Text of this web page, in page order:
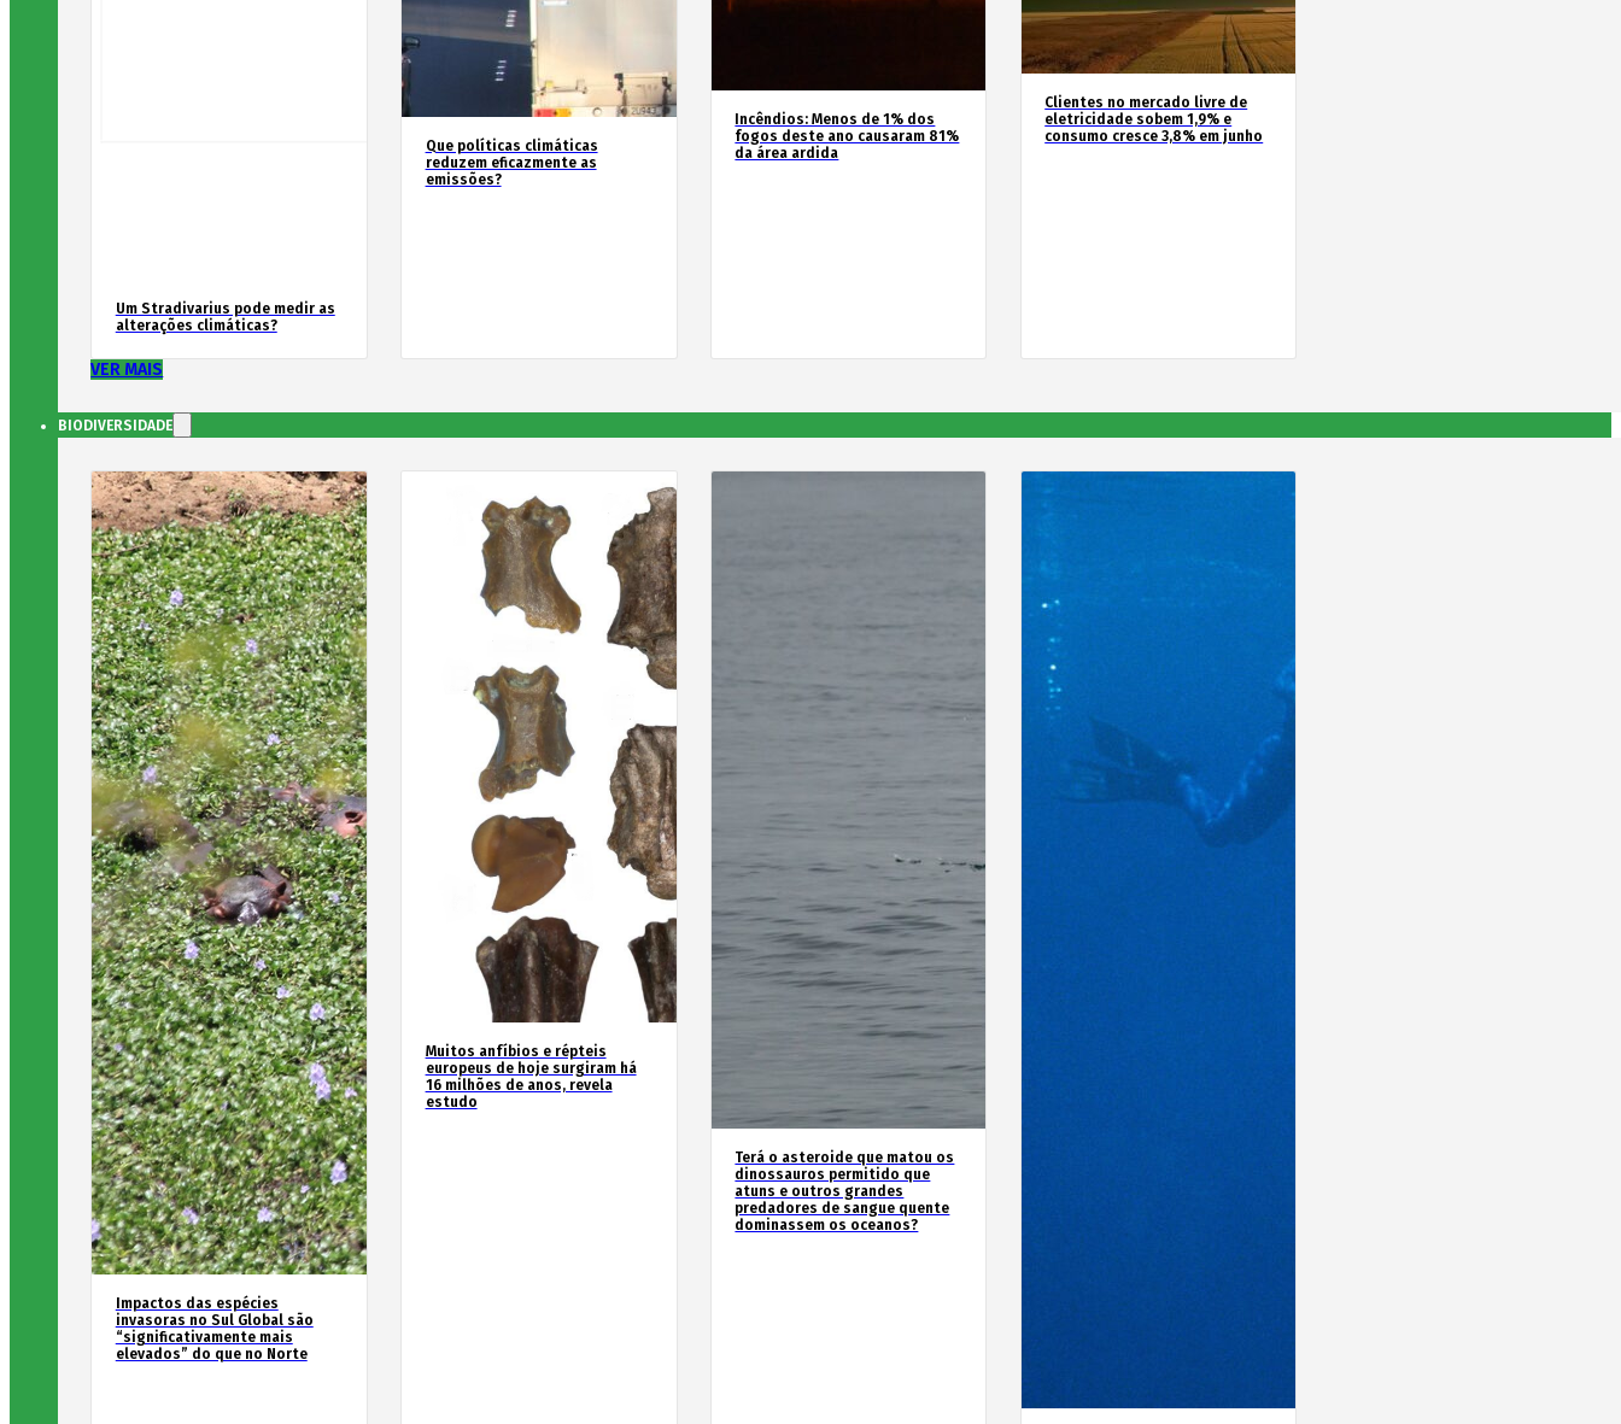
Um Stradivarius pode medir as
alterações climáticas?
Que políticas climáticas
reduzem eficazmente as
emissões?
Incêndios: Menos de 1% dos
fogos deste ano causaram 81%
da área ardida
Clientes no mercado livre de
eletricidade sobem 1,9% e
consumo cresce 3,8% em junho
VER MAIS
BIODIVERSIDADE
Impactos das espécies
invasoras no Sul Global são
“significativamente mais
elevados” do que no Norte
Muitos anfíbios e répteis
europeus de hoje surgiram há
16 milhões de anos, revela
estudo
Terá o asteroide que matou os
dinossauros permitido que
atuns e outros grandes
predadores de sangue quente
dominassem os oceanos?